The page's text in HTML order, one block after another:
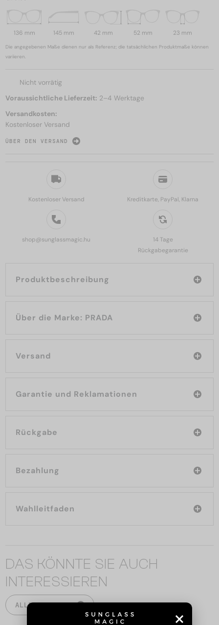
Kostenloser Versand Kreditkarte, PayPal, Klarna
shop@sunglassmagic.hu
14 Tage
Rückgabegarantie
Produktbeschreibung
Über die Marke: PRADA
Versand
Garantie und Reklamationen
Rückgabe
Bezahlung
Wahlleitfaden
136 mm 145 mm 42 mm 52 mm 23 mm
Die angegebenen Maße dienen nur als Referenz; die tatsächlichen Produktmaße können
variieren.
Nicht vorrätig
Voraussichtliche Lieferzeit: 2–4 Werktage
Versandkosten:
Kostenloser Versand
ÜBER DEN VERSAND
DAS KÖNNTE SIE AUCH
INTERESSIEREN
ALLE PRODUKTE